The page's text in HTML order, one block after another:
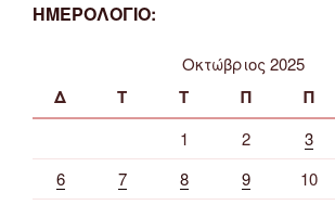
ΗΜΕΡΟΛΟΓΙΟ:
Οκτώβριος 2025
Δ Τ Τ Π Π
1 2 3
6
7 8 9 10